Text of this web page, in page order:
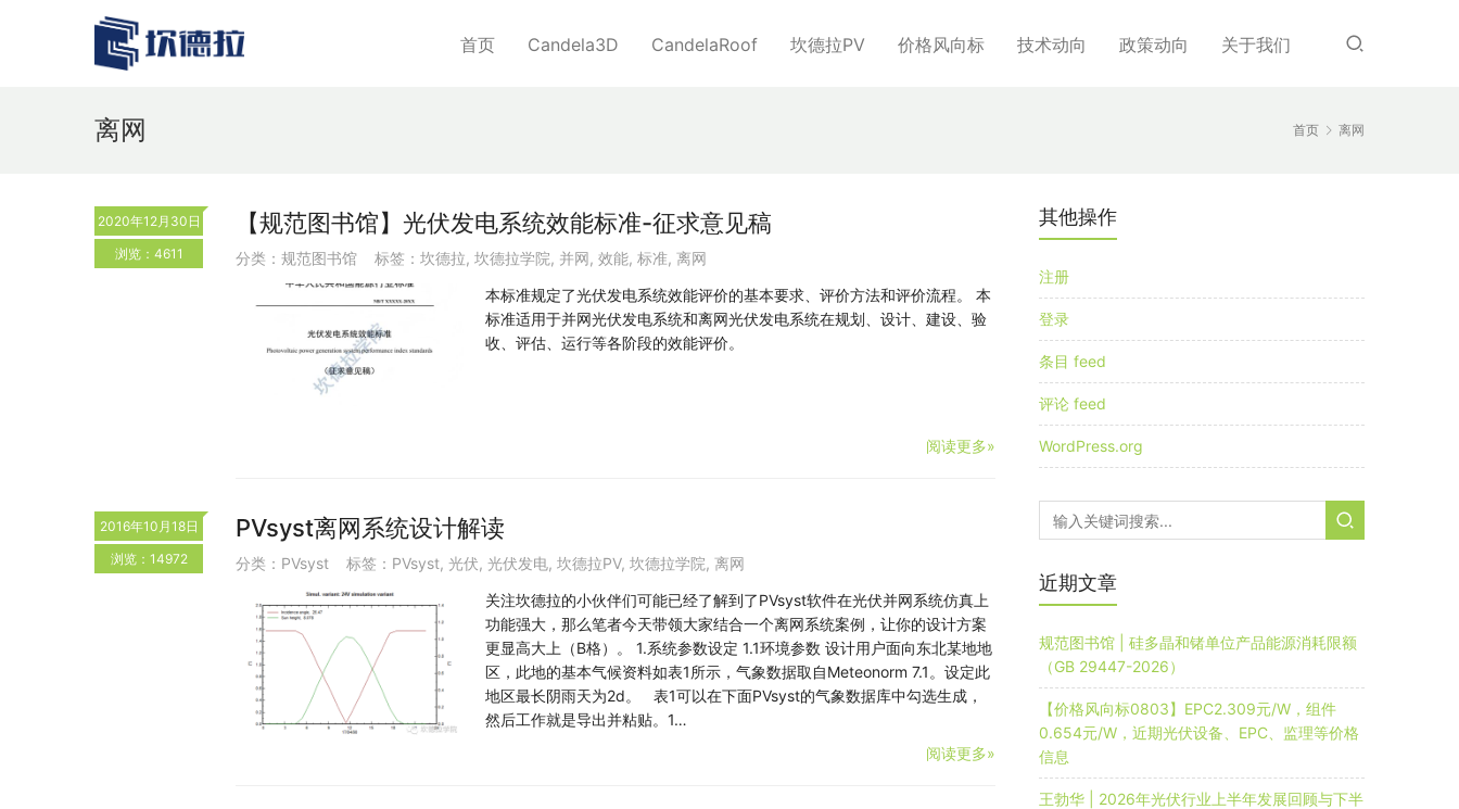
首页 Candela3D CandelaRoof 坎德拉PV 价格风向标 技术动向 政策动向 关于我们
首页 离网
离网
2020年12月30日
浏览：4611
【规范图书馆】光伏发电系统效能标准-征求意见稿
分类： 规范图书馆 标签： 坎德拉, 坎德拉学院, 并网, 效能, 标准, 离网
本标准规定了光伏发电系统效能评价的基本要求、评价方法和评价流程。 本
标准适用于并网光伏发电系统和离网光伏发电系统在规划、设计、建设、验
收、评估、运行等各阶段的效能评价。
阅读更多»
2016年10月18日
浏览：14972
PVsyst离网系统设计解读
分类： PVsyst 标签： PVsyst, 光伏, 光伏发电, 坎德拉PV, 坎德拉学院, 离网
关注坎德拉的小伙伴们可能已经了解到了PVsyst软件在光伏并网系统仿真上
功能强大，那么笔者今天带领大家结合一个离网系统案例，让你的设计方案
更显高大上（B格）。 1.系统参数设定 1.1环境参数 设计用户面向东北某地地
区，此地的基本气候资料如表1所示，气象数据取自Meteonorm 7.1。设定此
地区最长阴雨天为2d。 表1可以在下面PVsyst的气象数据库中勾选生成，
然后工作就是导出并粘贴。1…
阅读更多»
其他操作
注册
登录
条目 feed
评论 feed
WordPress.org
近期文章
规范图书馆 | 硅多晶和锗单位产品能源消耗限额
（GB 29447-2026）
【价格风向标0803】EPC2.309元/W，组件
0.654元/W，近期光伏设备、EPC、监理等价格
信息
王勃华 | 2026年光伏行业上半年发展回顾与下半